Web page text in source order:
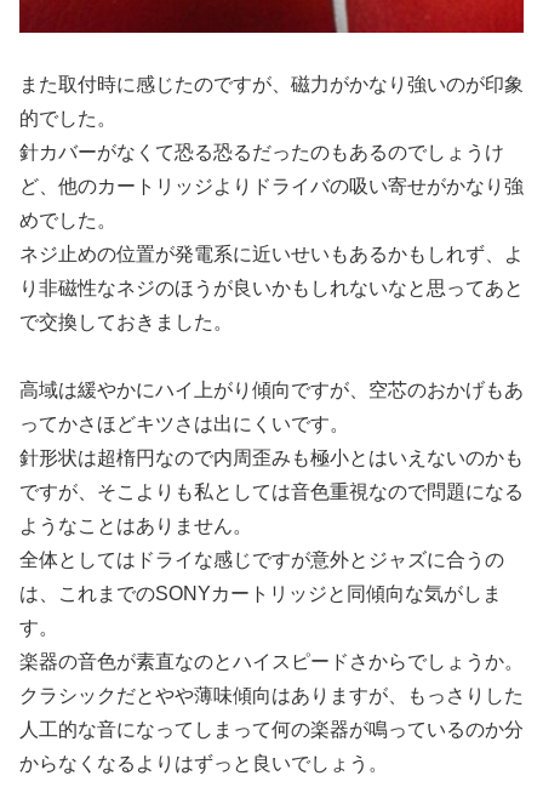
また取付時に感じたのですが、磁力がかなり強いのが印象
的でした。
針カバーがなくて恐る恐るだったのもあるのでしょうけ
ど、他のカートリッジよりドライバの吸い寄せがかなり強
めでした。
ネジ止めの位置が発電系に近いせいもあるかもしれず、よ
り非磁性なネジのほうが良いかもしれないなと思ってあと
で交換しておきました。
高域は緩やかにハイ上がり傾向ですが、空芯のおかげもあ
ってかさほどキツさは出にくいです。
針形状は超楕円なので内周歪みも極小とはいえないのかも
ですが、そこよりも私としては音色重視なので問題になる
ようなことはありません。
全体としてはドライな感じですが意外とジャズに合うの
は、これまでのSONYカートリッジと同傾向な気がしま
す。
楽器の音色が素直なのとハイスピードさからでしょうか。
クラシックだとやや薄味傾向はありますが、もっさりした
人工的な音になってしまって何の楽器が鳴っているのか分
からなくなるよりはずっと良いでしょう。